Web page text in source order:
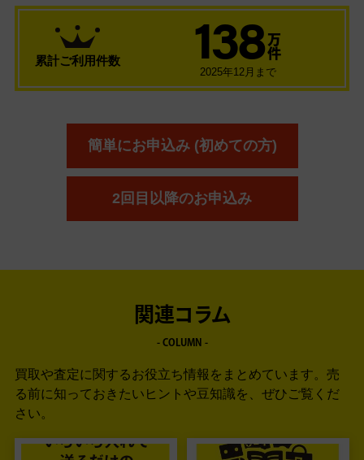
累計ご利用件数 138 万
件
2025年12月まで
簡単にお申込み (初めての方)
2回目以降のお申込み
関連コラム
- COLUMN -
買取や査定に関するお役立ち情報をまとめています。 売
る前に知っておきたいヒントや豆知識を、ぜひご覧くだ
さい。